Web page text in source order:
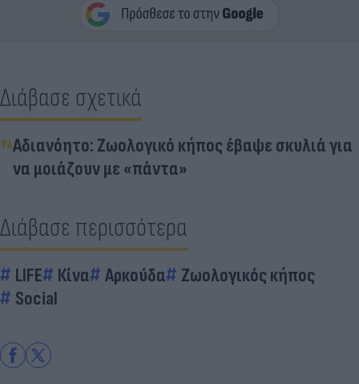
Διάβασε σχετικά
Αδιανόητο: Ζωολογικό κήπος έβαψε σκυλιά για
να μοιάζουν με «πάντα»
Διάβασε περισσότερα
LIFE Κίνα Αρκούδα
Ζωολογικός κήπος
Social